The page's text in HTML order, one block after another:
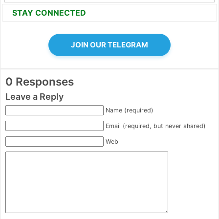
STAY CONNECTED
JOIN OUR TELEGRAM
0 Responses
Leave a Reply
Name (required)
Email (required, but never shared)
Web